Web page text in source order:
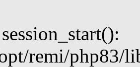
remi/php83/